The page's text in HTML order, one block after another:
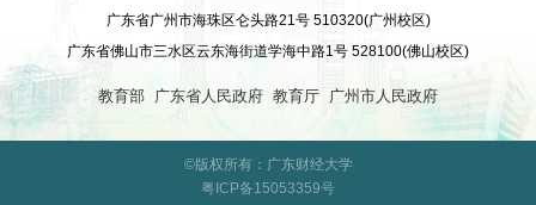
广东省广州市海珠区仑头路21号 510320(广州校区)
广东省佛山市三水区云东海街道学海中路1号 528100(佛山校区)
教育部 广东省人民政府 教育厅 广州市人民政府
©版权所有：广东财经大学
粤ICP备15053359号